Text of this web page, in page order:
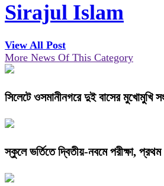
Sirajul Islam
View All Post
More News Of This Category
সিলেটে ওসমানীনগরে দুই বাসের মুখোমুখি
স্কুলে ভর্তিতে দ্বিতীয়-নবমে পরীক্ষা, প্রথম